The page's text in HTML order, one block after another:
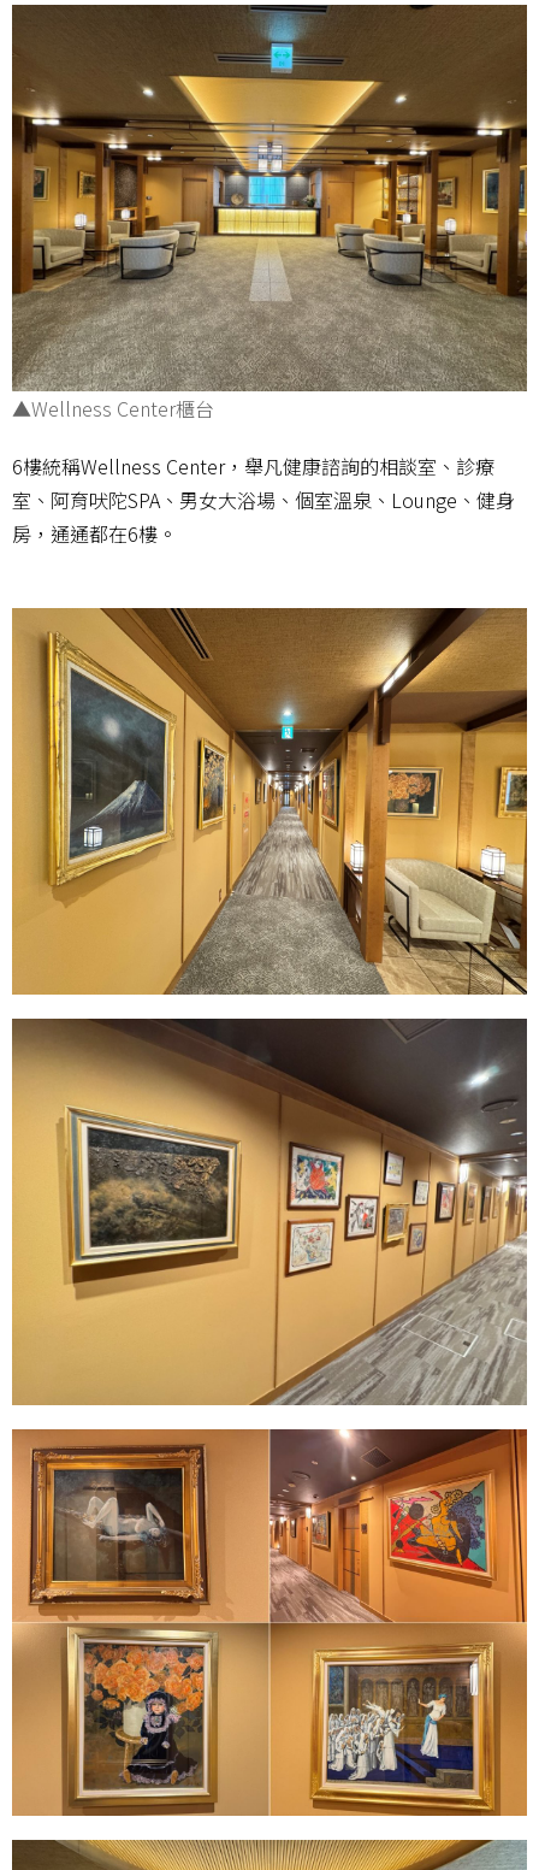
▲Wellness Center櫃台
6樓統稱Wellness Center，舉凡健康諮詢的相談室、診療
室、阿育吠陀SPA、男女大浴場、個室溫泉、Lounge、健身
房，通通都在6樓。